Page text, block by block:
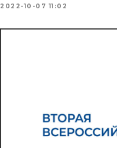
2022-10-07 11:02